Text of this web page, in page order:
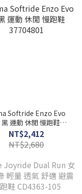
Softride Enzo Evo
運動 休閒 慢跑鞋
37704801
NT$2,412
NT$2,680